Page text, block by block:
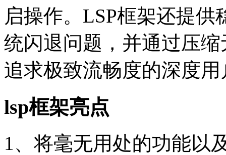
启操作。LSP框架还提
统闪退问题，并通过压
追求极致流畅度的深度用
lsp框架亮点
1、将毫无用处的功能以